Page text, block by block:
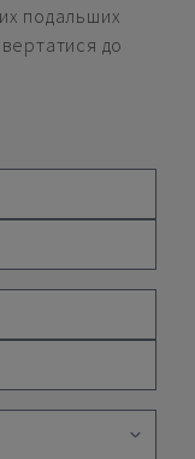
подальших
до